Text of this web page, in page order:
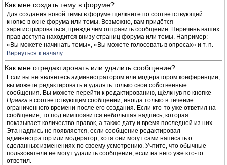
Как мне создать тему в форуме?
Для создания новой темы в форуме щёлкните по соответствующей
кнопке в окне форума или темы. Возможно, вам придётся
зарегистрироваться, прежде чем отправить сообщение. Перечень ваших
прав доступа находится внизу страниц форума или темы. Например:
«Вы можете начинать темы», «Вы можете голосовать в опросах» и т. п.
Вернуться к началу
Как мне отредактировать или удалить сообщение?
Если вы не являетесь администратором или модератором конференции,
вы можете редактировать и удалять только свои собственные
сообщения. Вы можете перейти к редактированию, щёлкнув по кнопке
Правка в соответствующем сообщении, иногда только в течение
ограниченного времени после его создания. Если кто-то уже ответил на
сообщение, то под ним появится небольшая надпись, которая
показывает количество правок, а также дату и время последней из них.
Эта надпись не появляется, если сообщение редактировал
администратор или модератор, хотя они могут сами написать о
сделанных изменениях по своему усмотрению. Учтите, что обычные
пользователи не могут удалить сообщение, если на него уже кто-то
ответил.